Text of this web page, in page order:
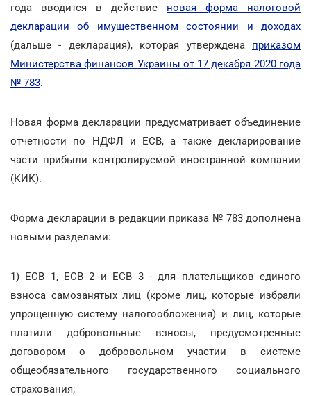
года вводится в действие новая форма налоговой
декларации об имущественном состоянии и доходах
(дальше - декларация), которая утверждена приказом
Министерства финансов Украины от 17 декабря 2020 года
№ 783.
Новая форма декларации предусматривает объединение
отчетности по НДФЛ и ЕСВ, а также декларирование
части прибыли контролируемой иностранной компании
(КИК).
Форма декларации в редакции приказа № 783 дополнена
новыми разделами:
1) ЕСВ 1, ЕСВ 2 и ЕСВ 3 - для плательщиков единого
взноса самозанятых лиц (кроме лиц, которые избрали
упрощенную систему налогообложения) и лиц, которые
платили добровольные взносы, предусмотренные
договором о добровольном участии в системе
общеобязательного государственного социального
страхования;